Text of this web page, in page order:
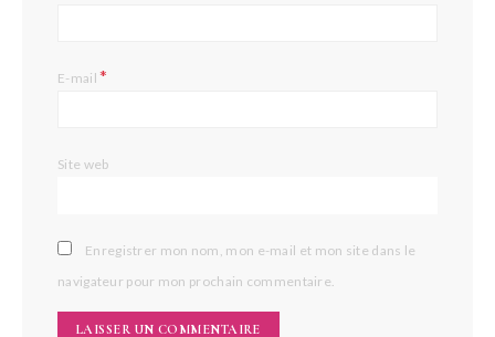
E-mail*
Site web
Enregistrer mon nom, mon e-mail et mon site dans le
navigateur pour mon prochain commentaire.